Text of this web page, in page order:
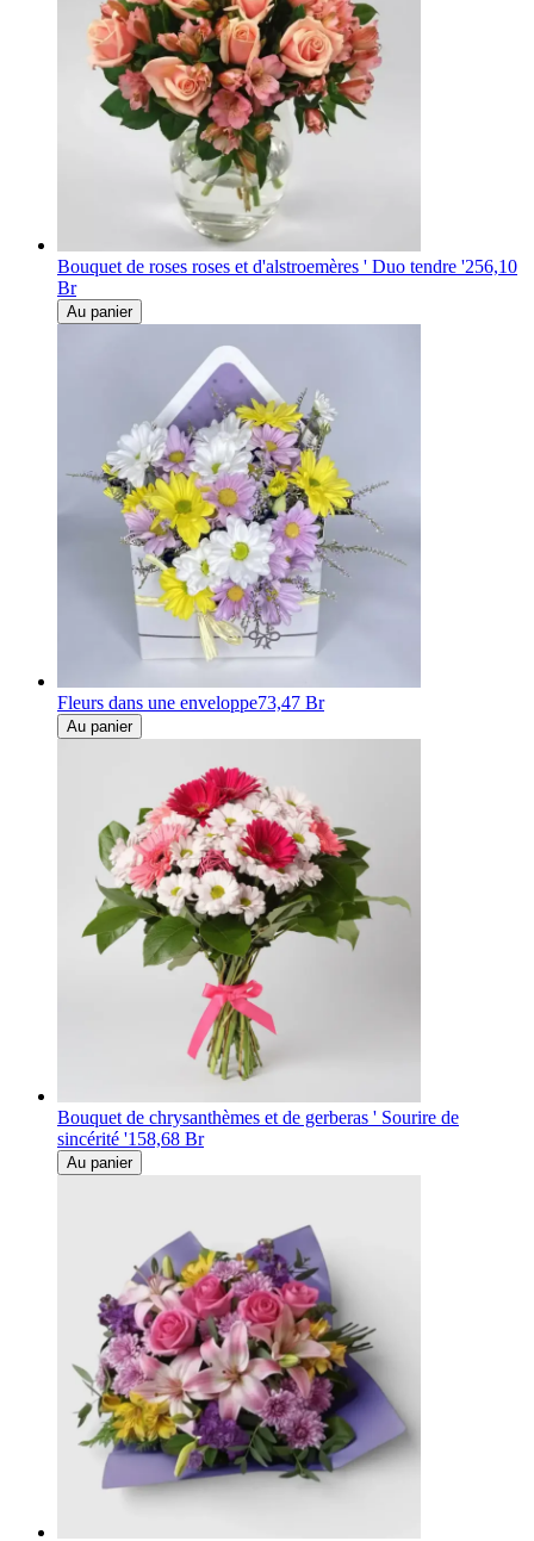
Bouquet de roses roses et d'alstroemères ' Duo tendre '256,10
Br
Au panier
Fleurs dans une enveloppe73,47 Br
Au panier
Bouquet de chrysanthèmes et de gerberas ' Sourire de
sincérité '158,68 Br
Au panier